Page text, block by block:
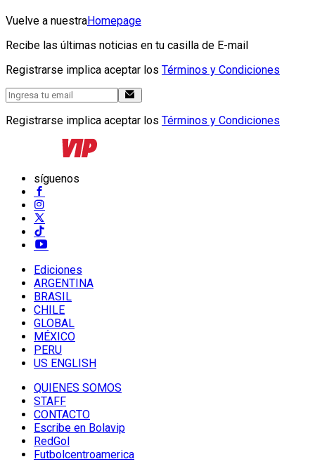
Vuelve a nuestraHomepage
Recibe las últimas noticias en tu casilla de E-mail
Registrarse implica aceptar los Términos y Condiciones
Registrarse implica aceptar los Términos y Condiciones
síguenos
Ediciones
ARGENTINA
BRASIL
CHILE
GLOBAL
MÉXICO
PERU
US ENGLISH
QUIENES SOMOS
STAFF
CONTACTO
Escribe en Bolavip
RedGol
Futbolcentroamerica